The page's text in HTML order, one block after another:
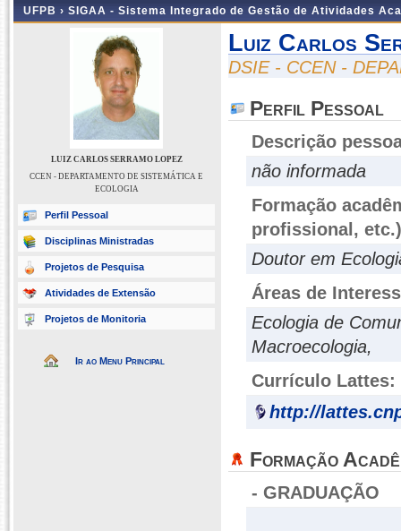
UFPB › SIGAA - Sistema Integrado de Gestão de Atividades
LUIZ CARLOS SERRAMO LOPEZ
CCEN - DEPARTAMENTO DE SISTEMÁTICA E
ECOLOGIA
Perfil Pessoal
Disciplinas Ministradas
Projetos de Pesquisa
Atividades de Extensão
Projetos de Monitoria
Ir ao Menu Principal
Luiz Carlos
DSIE - CCEN -
Perfil Pessoal
Descrição
não informada
Formação
profissional, etc.)
Doutor em
Áreas de
Ecologia de
Macroecologia,
Currículo Lattes:
http://
Formação
- GRADUAÇÃO